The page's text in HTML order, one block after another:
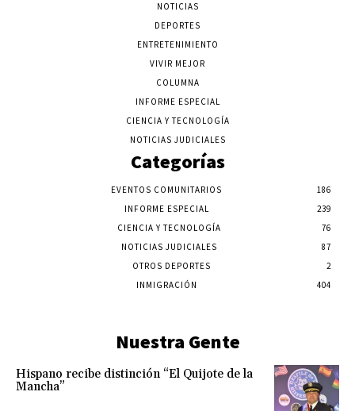
NOTICIAS
DEPORTES
ENTRETENIMIENTO
VIVIR MEJOR
COLUMNA
INFORME ESPECIAL
CIENCIA Y TECNOLOGÍA
NOTICIAS JUDICIALES
Categorías
EVENTOS COMUNITARIOS
186
INFORME ESPECIAL
239
CIENCIA Y TECNOLOGÍA
76
NOTICIAS JUDICIALES
87
OTROS DEPORTES
2
INMIGRACIÓN
404
Nuestra Gente
Hispano recibe distinción “El Quijote de la
Mancha”